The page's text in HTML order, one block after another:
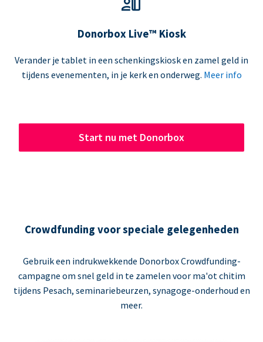
Donorbox Live™ Kiosk
Verander je tablet in een schenkingskiosk en zamel geld in
tijdens evenementen, in je kerk en onderweg. Meer info
Start nu met Donorbox
Crowdfunding voor speciale gelegenheden
Gebruik een indrukwekkende Donorbox Crowdfunding-
campagne om snel geld in te zamelen voor ma'ot chitim
tijdens Pesach, seminariebeurzen, synagoge-onderhoud en
meer.